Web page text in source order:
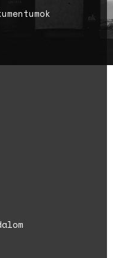
nemi erőszak és a
idején